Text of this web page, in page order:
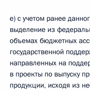
е) с учетом ранее
выделение из
объемах бюджетных
государственной
направленных на
в проекты по выпуску
продукции, исходя из